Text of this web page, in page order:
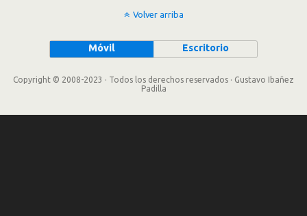
Volver arriba
Móvil Escritorio
Copyright © 2008-2023 · Todos los derechos reservados · Gustavo Ibañez
Padilla